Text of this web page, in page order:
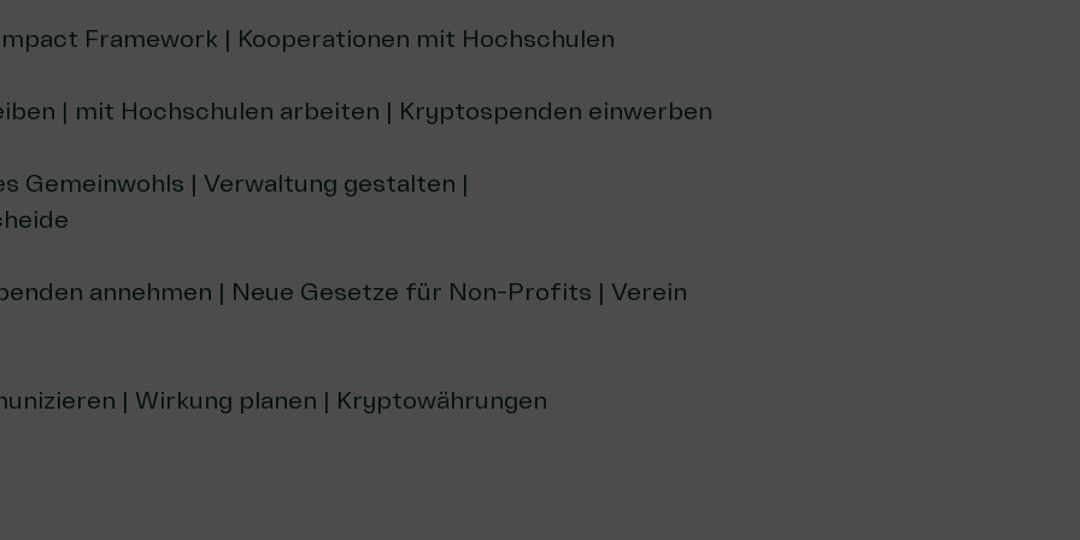
Framework | Kooperationen mit Hochschulen
| mit Hochschulen arbeiten | Kryptospenden einwerben
Gemeinwohls | Verwaltung gestalten |
annehmen | Neue Gesetze für Non-Profits | Verein
| Wirkung planen | Kryptowährungen